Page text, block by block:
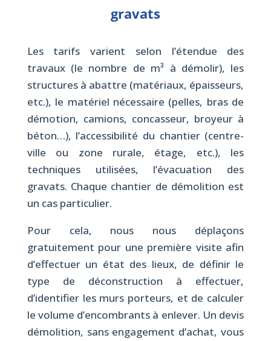
gravats
Les tarifs varient selon l’étendue des
travaux (le nombre de m³ à démolir), les
structures à abattre (matériaux, épaisseurs,
etc.), le matériel nécessaire (pelles, bras de
démotion, camions, concasseur, broyeur à
béton…), l’accessibilité du chantier (centre-
ville ou zone rurale, étage, etc.), les
techniques utilisées, l’évacuation des
gravats. Chaque chantier de démolition est
un cas particulier.
Pour cela, nous nous déplaçons
gratuitement pour une première visite afin
d’effectuer un état des lieux, de définir le
type de déconstruction à effectuer,
d’identifier les murs porteurs, et de calculer
le volume d’encombrants à enlever. Un devis
démolition, sans engagement d’achat, vous